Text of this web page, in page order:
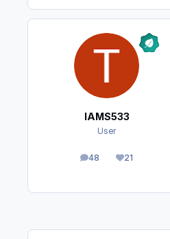
IAMS533
User
48
Beiträge21
Reputation